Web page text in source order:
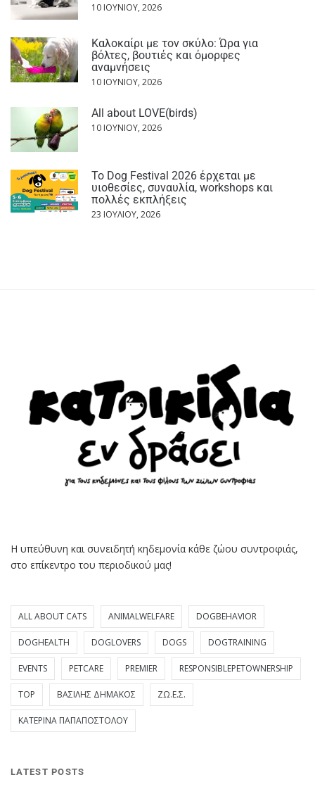
10 ΙΟΥΝΊΟΥ, 2026
Καλοκαίρι με τον σκύλο: Ώρα για
βόλτες, βουτιές και όμορφες
αναμνήσεις
10 ΙΟΥΝΊΟΥ, 2026
All about LOVE(birds)
10 ΙΟΥΝΊΟΥ, 2026
Το Dog Festival 2026 έρχεται με
υιοθεσίες, συναυλία, workshops και
πολλές εκπλήξεις
23 ΙΟΥΛΊΟΥ, 2026
Η υπεύθυνη και συνειδητή κηδεμονία κάθε ζώου συντροφιάς,
στο επίκεντρο του περιοδικού μας!
ALL ABOUT CATS ANIMALWELFARE DOGBEHAVIOR
DOGHEALTH DOGLOVERS DOGS DOGTRAINING
EVENTS PETCARE PREMIER RESPONSIBLEPETOWNERSHIP
TOP ΒΑΣΊΛΗΣ ΔΗΜΆΚΟΣ ΖΩ.Ε.Σ.
ΚΑΤΕΡΊΝΑ ΠΑΠΑΠΟΣΤΌΛΟΥ
LATEST POSTS